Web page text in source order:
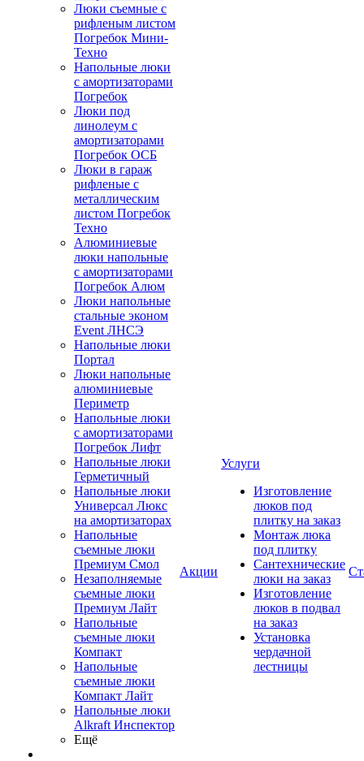
Люки съемные с
рифленым листом
Погребок Мини-
Техно
Напольные люки
с амортизаторами
Погребок
Люки под
линолеум с
амортизаторами
Погребок ОСБ
Люки в гараж
рифленые с
металлическим
листом Погребок
Техно
Алюминиевые
люки напольные
с амортизаторами
Погребок Алюм
Люки напольные
стальные эконом
Event ЛНСЭ
Напольные люки
Портал
Люки напольные
алюминиевые
Периметр
Напольные люки
с амортизаторами
Погребок Лифт
Напольные люки
Герметичный
Напольные люки
Универсал Люкс
на амортизаторах
Напольные
съемные люки
Премиум Смол
Незаполняемые
съемные люки
Премиум Лайт
Напольные
съемные люки
Компакт
Напольные
съемные люки
Компакт Лайт
Напольные люки
Alkraft Инспектор
Ещё
Акции
Услуги
Изготовление
люков под
плитку на заказ
Монтаж люка
под плитку
Сантехнические
люки на заказ
Изготовление
люков в подвал
на заказ
Установка
чердачной
лестницы